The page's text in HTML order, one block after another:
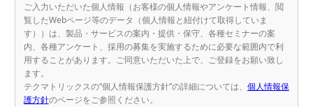
ご入力いただいた個人情報（お客様の個人情報やアンケート情報、閲
覧したWebページ等のデータ（個人情報と紐付けて取得していま
す））は、製品・サービスの案内・提供・保守、各種セミナーの案
内、各種アンケート、採用の募集を実施するために必要な範囲内で利
用することがあります。ご同意いただいた上で、ご登録をお願い致し
ます。
テクマトリックスの“個人情報保護方針”の詳細については、 個人情報保
護方針のページをご参照ください。